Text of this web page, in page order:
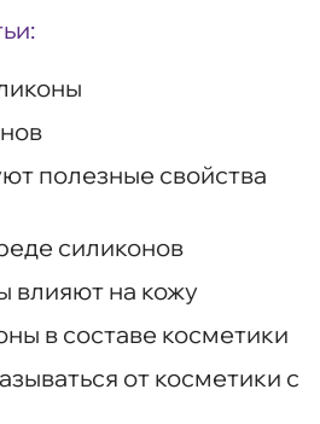
полезные свойства
силиконов
влияют на кожу
в составе косметики
от косметики с